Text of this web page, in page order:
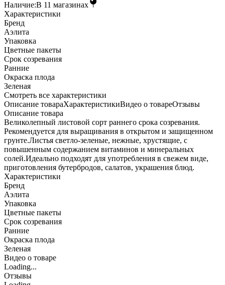
Наличие:В 11 магазинах
Характеристики
Бренд
Аэлита
Упаковка
Цветные пакеты
Срок созревания
Ранние
Окраска плода
Зеленая
Cмотреть все характеристики
Описание товараХарактеристикиВидео о товареОтзывы
Описание товара
Великолепный листовой сорт раннего срока созревания.
Рекомендуется для выращивания в открытом и защищенном
грунте.Листья светло-зеленые, нежные, хрустящие, с
повышенным содержанием витаминов и минеральных
солей.Идеально подходят для употребления в свежем виде,
приготовления бутербродов, салатов, украшения блюд.
Характеристики
Бренд
Аэлита
Упаковка
Цветные пакеты
Срок созревания
Ранние
Окраска плода
Зеленая
Видео о товаре
Loading...
Отзывы